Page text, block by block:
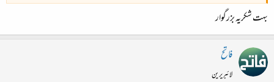
بہت شکریہ بزرگوار
فاتح
لائبریرین